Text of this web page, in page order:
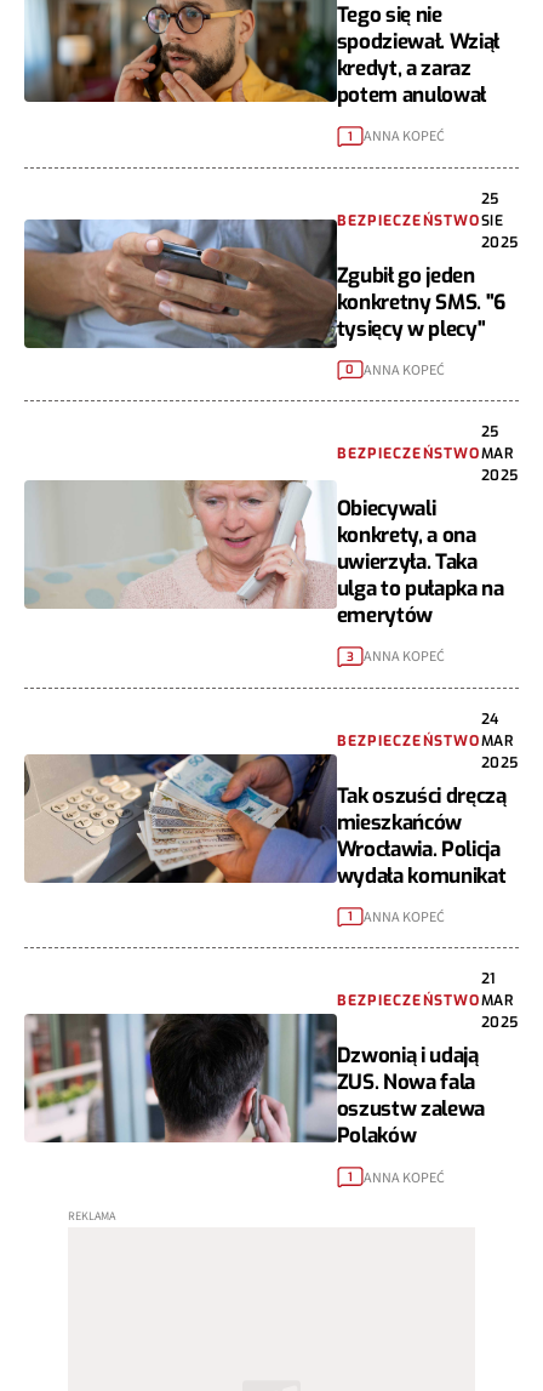
Tego się nie
spodziewał. Wziął
kredyt, a zaraz
potem anulował
1 ANNA KOPEĆ
BEZPIECZEŃSTWO
25
SIE
2025
Zgubił go jeden
konkretny SMS. "6
tysięcy w plecy"
0 ANNA KOPEĆ
BEZPIECZEŃSTWO
25
MAR
2025
Obiecywali
konkrety, a ona
uwierzyła. Taka
ulga to pułapka na
emerytów
3 ANNA KOPEĆ
BEZPIECZEŃSTWO
24
MAR
2025
Tak oszuści dręczą
mieszkańców
Wrocławia. Policja
wydała komunikat
1 ANNA KOPEĆ
BEZPIECZEŃSTWO
21
MAR
2025
Dzwonią i udają
ZUS. Nowa fala
oszustw zalewa
Polaków
1 ANNA KOPEĆ